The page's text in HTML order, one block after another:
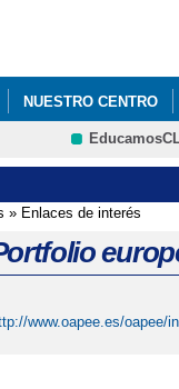
NUESTRO CENTRO
PROCESO DE
» Enlaces de interés
www.oapee.es/oapee/